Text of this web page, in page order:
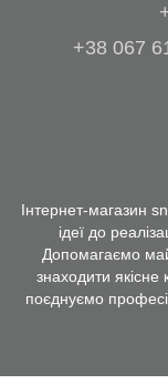
+38 067
Інтернет-магазин
ідеї до
Допомагаємо
знаходити якісне
поєднуємо